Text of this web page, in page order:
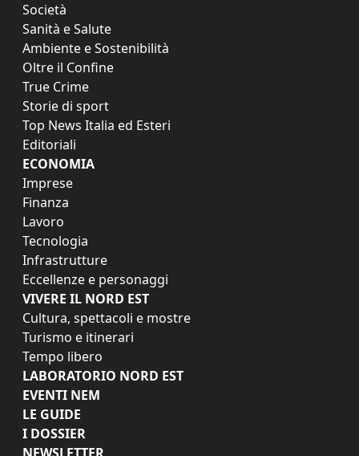
Società
Sanità e Salute
Ambiente e Sostenibilità
Oltre il Confine
True Crime
Storie di sport
Top News Italia ed Esteri
Editoriali
ECONOMIA
Imprese
Finanza
Lavoro
Tecnologia
Infrastrutture
Eccellenze e personaggi
VIVERE IL NORD EST
Cultura, spettacoli e mostre
Turismo e itinerari
Tempo libero
LABORATORIO NORD EST
EVENTI NEM
LE GUIDE
I DOSSIER